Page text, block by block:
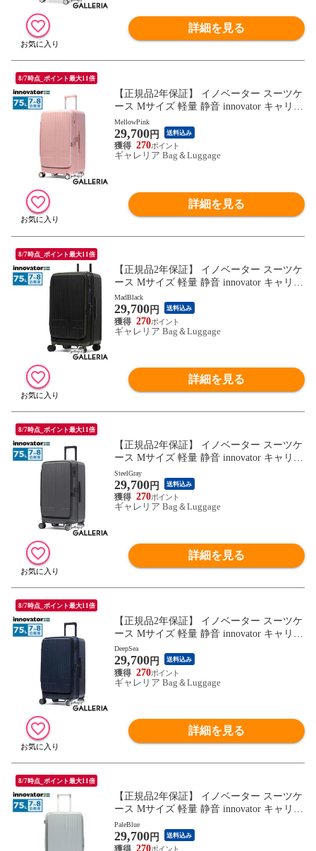
詳細を見る
8/7時点_ポイント最大11倍
【正規品2年保証】 イノベーター スーツケ
ース Mサイズ 軽量 静音 innovator キャリー
ケース ストッパー付き キャスターロック
マット おしゃれ ブランド 大きめ 7泊 8泊
Extreme Journey 75L Middle INV650DOR
MellowPink
29,700円 送料込み
270
ギャレリア Bag＆Luggage
詳細を見る
8/7時点_ポイント最大11倍
【正規品2年保証】 イノベーター スーツケ
ース Mサイズ 軽量 静音 innovator キャリー
ケース ストッパー付き キャスターロック
マット おしゃれ ブランド 大きめ 7泊 8泊
Extreme Journey 75L Middle INV650DOR
MadBlack
29,700円 送料込み
270
ギャレリア Bag＆Luggage
詳細を見る
8/7時点_ポイント最大11倍
【正規品2年保証】 イノベーター スーツケ
ース Mサイズ 軽量 静音 innovator キャリー
ケース ストッパー付き キャスターロック
マット おしゃれ ブランド 大きめ 7泊 8泊
Extreme Journey 75L Middle INV650DOR
SteelGray
29,700円 送料込み
270
ギャレリア Bag＆Luggage
詳細を見る
8/7時点_ポイント最大11倍
【正規品2年保証】 イノベーター スーツケ
ース Mサイズ 軽量 静音 innovator キャリー
ケース ストッパー付き キャスターロック
マット おしゃれ ブランド 大きめ 7泊 8泊
Extreme Journey 75L Middle INV650DOR
DeepSea
29,700円 送料込み
270
ギャレリア Bag＆Luggage
詳細を見る
8/7時点_ポイント最大11倍
【正規品2年保証】 イノベーター スーツケ
ース Mサイズ 軽量 静音 innovator キャリー
ケース ストッパー付き キャスターロック
マット おしゃれ ブランド 大きめ 7泊 8泊
Extreme Journey 75L Middle INV650DOR
PaleBlue
29,700円 送料込み
270